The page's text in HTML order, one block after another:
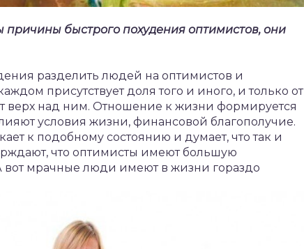
причины быстрого похудения оптимистов, они
разделить людей на оптимистов и
присутствует доля того и иного, и только от
верх над ним. Отношение к жизни формируется
условия жизни, финансовой благополучие.
к подобному состоянию и думает, что так и
что оптимисты имеют большую
вот мрачные люди имеют в жизни гораздо